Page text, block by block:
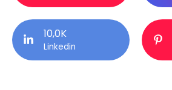
10,0K
Linkedin